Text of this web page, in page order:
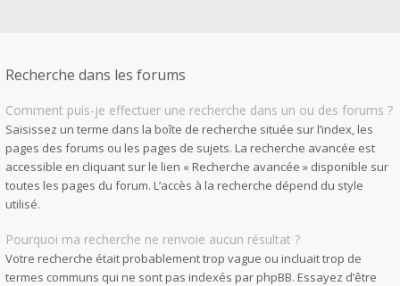
Recherche dans les forums
Comment puis-je effectuer une recherche dans un ou des forums ?
Saisissez un terme dans la boîte de recherche située sur l’index, les
pages des forums ou les pages de sujets. La recherche avancée est
accessible en cliquant sur le lien « Recherche avancée » disponible sur
toutes les pages du forum. L’accès à la recherche dépend du style
utilisé.
Pourquoi ma recherche ne renvoie aucun résultat ?
Votre recherche était probablement trop vague ou incluait trop de
termes communs qui ne sont pas indexés par phpBB. Essayez d’être